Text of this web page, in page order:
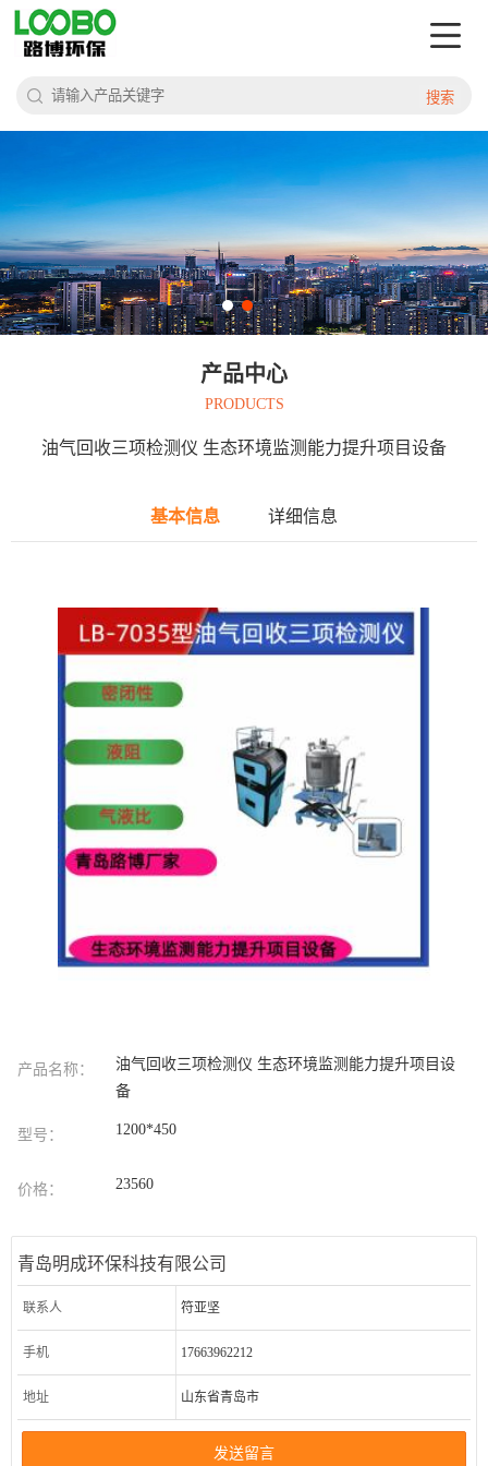
搜索
产品中心
PRODUCTS
油气回收三项检测仪 生态环境监测能力提升项目设备
基本信息 详细信息
产品名称：
油气回收三项检测仪 生态环境监测能力提升项目设
备
型号： 1200*450
价格： 23560
青岛明成环保科技有限公司
联系人 符亚坚
手机 17663962212
地址 山东省青岛市
发送留言